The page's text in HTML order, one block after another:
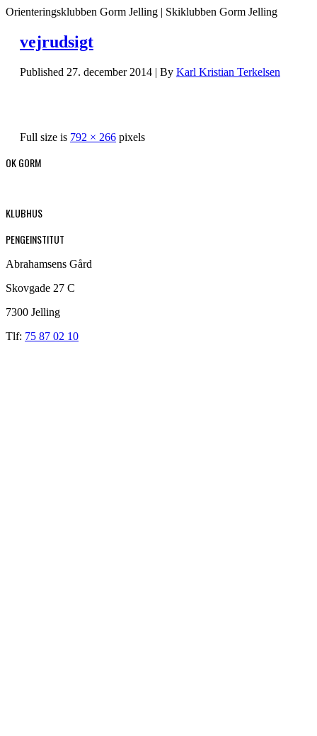
Orienteringsklubben Gorm Jelling | Skiklubben Gorm Jelling
vejrudsigt
Published 27. december 2014 | By Karl Kristian Terkelsen
Full size is 792 × 266 pixels
OK GORM
KLUBHUS
PENGEINSTITUT
Abrahamsens Gård
Skovgade 27 C
7300 Jelling
Tlf: 75 87 02 10